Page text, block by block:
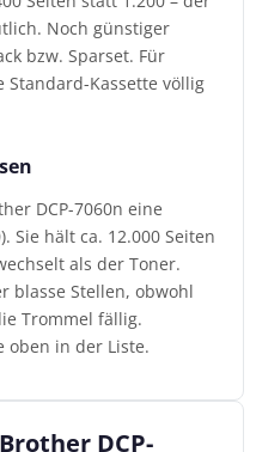
Noch günstiger
bzw. Sparset. Für
Kassette völlig
DCP-7060n eine
Sie hält ca. 12.000 Seiten
als der Toner.
blasse Stellen, obwohl
Trommel fällig.
oben in der Liste.
DCP-